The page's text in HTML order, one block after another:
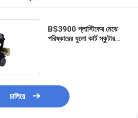
BS3900 প্লাস্টিকের মেঝে
পরিষ্কারের ধুলো কার্ট স্কুটার
চালিয়ে